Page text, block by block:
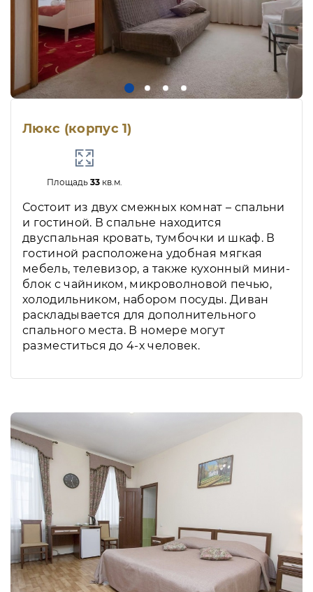
Люкс (корпус 1)
Площадь 33кв.м.
Состоит из двух смежных комнат – спальни
и гостиной. В спальне находится
двуспальная кровать, тумбочки и шкаф. В
гостиной расположена удобная мягкая
мебель, телевизор, а также кухонный мини-
блок с чайником, микроволновой печью,
холодильником, набором посуды. Диван
раскладывается для дополнительного
спального места. В номере могут
разместиться до 4-х человек.